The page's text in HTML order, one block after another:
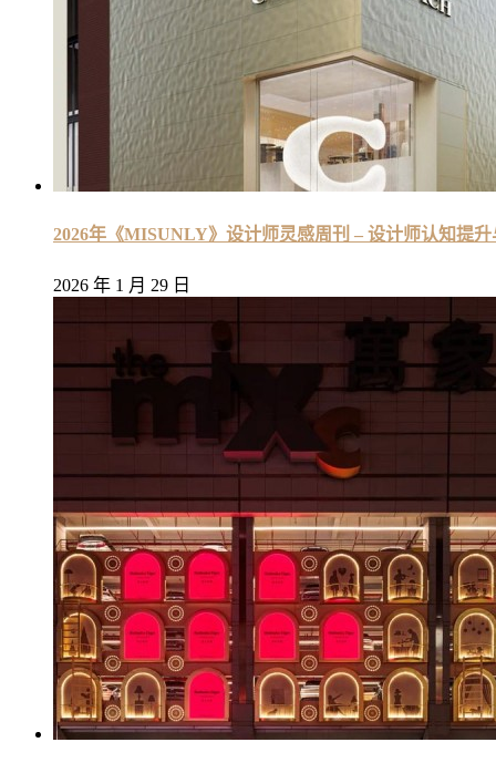
2026年《MISUNLY》设计师灵感周刊 – 设计师认知提
2026 年 1 月 29 日